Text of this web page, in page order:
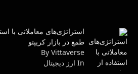
استراتژی‌های معاملاتی با
طمع در بازار کریپتو
By Vittaverse
In ارز دیجیتال